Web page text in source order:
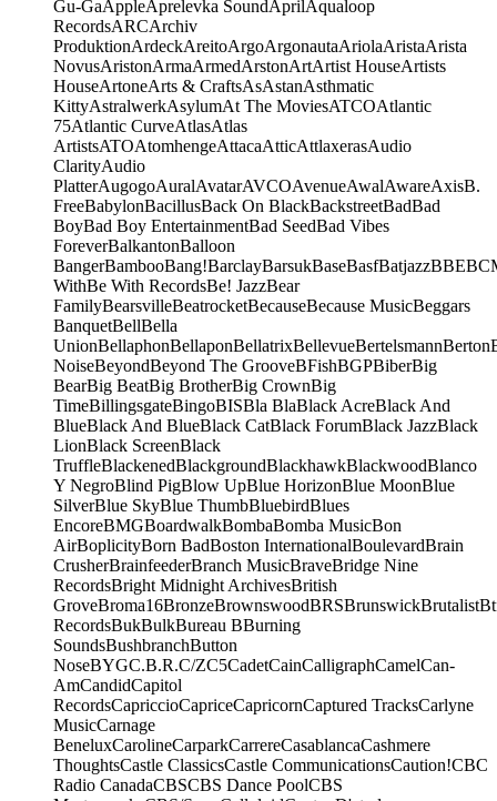
Gu-GaAppleAprelevka SoundAprilAqualoop
RecordsARCArchiv
ProduktionArdeckAreitoArgoArgonautaAriolaAristaArista
NovusAristonArmaArmedArstonArtArtist HouseArtists
HouseArtoneArts & CraftsAsAstanAsthmatic
KittyAstralwerkAsylumAt The MoviesATCOAtlantic
75Atlantic CurveAtlasAtlas
ArtistsATOAtomhengeAttacaAtticAttlaxerasAudio
ClarityAudio
PlatterAugogoAuralAvatarAVCOAvenueAwalAwareAxisB.
FreeBabylonBacillusBack On BlackBackstreetBadBad
BoyBad Boy EntertainmentBad SeedBad Vibes
ForeverBalkantonBalloon
BangerBambooBang!BarclayBarsukBaseBasfBatjazzBBE
WithBe With RecordsBe! JazzBear
FamilyBearsvilleBeatrocketBecauseBecause MusicBeggars
BanquetBellBella
UnionBellaphonBellaponBellatrixBellevueBertelsmannBerton
NoiseBeyondBeyond The GrooveBFishBGPBiberBig
BearBig BeatBig BrotherBig CrownBig
TimeBillingsgateBingoBISBla BlaBlack AcreBlack And
BlueBlack And BlueBlack CatBlack ForumBlack JazzBlack
LionBlack ScreenBlack
TruffleBlackenedBlackgroundBlackhawkBlackwoodBlanco
Y NegroBlind PigBlow UpBlue HorizonBlue MoonBlue
SilverBlue SkyBlue ThumbBluebirdBlues
EncoreBMGBoardwalkBombaBomba MusicBon
AirBoplicityBorn BadBoston InternationalBoulevardBrain
CrusherBrainfeederBranch MusicBraveBridge Nine
RecordsBright Midnight ArchivesBritish
GroveBroma16BronzeBrownswoodBRSBrunswickBrutalist
RecordsBukBulkBureau BBurning
SoundsBushbranchButton
NoseBYGC.B.R.C/ZC5CadetCainCalligraphCamelCan-
AmCandidCapitol
RecordsCapriccioCapriceCapricornCaptured TracksCarlyne
MusicCarnage
BeneluxCarolineCarparkCarrereCasablancaCashmere
ThoughtsCastle ClassicsCastle CommunicationsCaution!CBC
Radio CanadaCBSCBS Dance PoolCBS